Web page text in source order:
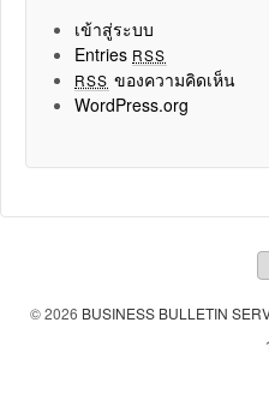
เข้าสู่ระบบ
Entries RSS
RSS ของความคิดเห็น
WordPress.org
© 2026 BUSINESS BULLETIN